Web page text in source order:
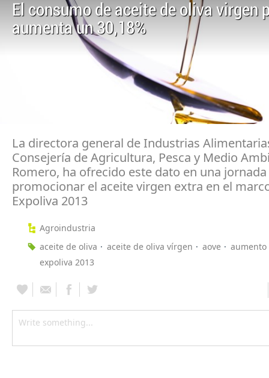
El consumo de aceite de oliva virgen
aumenta un 30,18%
La directora general de Industrias
Consejería de Agricultura, Pesca y Medio
Romero, ha ofrecido este dato en una
promocionar el aceite virgen extra en el
Expoliva 2013
Agroindustria
aceite de oliva
aceite de oliva vírgen aove
aumento
expoliva 2013